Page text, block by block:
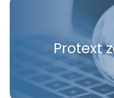
Protext